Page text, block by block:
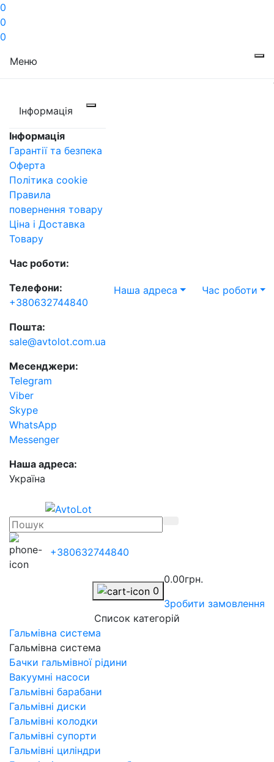
0
0
0
Меню
Інформація
Інформація
Гарантії та безпека
Оферта
Політика cookie
Правила
повернення товару
Ціна і Доставка
Товару
Час роботи:
Телефони:
+380632744840
Пошта:
sale@avtolot.com.ua
Месенджери:
Telegram
Viber
Skype
WhatsApp
Messenger
Наша адреса:
Українa
Наша адреса Час роботи
+380632744840
0
0.00грн.
Зробити замовлення
Список категорій
Гальмівна система
Гальмівна система
Бачки гальмівної рідини
Вакуумні насоси
Гальмівні барабани
Гальмівні диски
Гальмівні колодки
Гальмівні супорти
Гальмівні циліндри